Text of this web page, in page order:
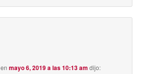
enmayo 6, 2019 a las 10:13 am dijo: